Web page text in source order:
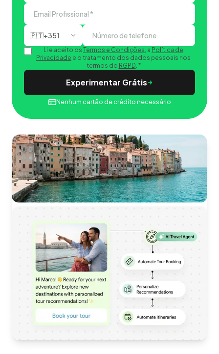
🇵🇹+351
Li e aceito os Termos e Condições, a Política de
Privacidade e o tratamento dos dados pessoais nos
termos do RGPD. *
Experimentar Grátis
Nenhum cartão de crédito necessário